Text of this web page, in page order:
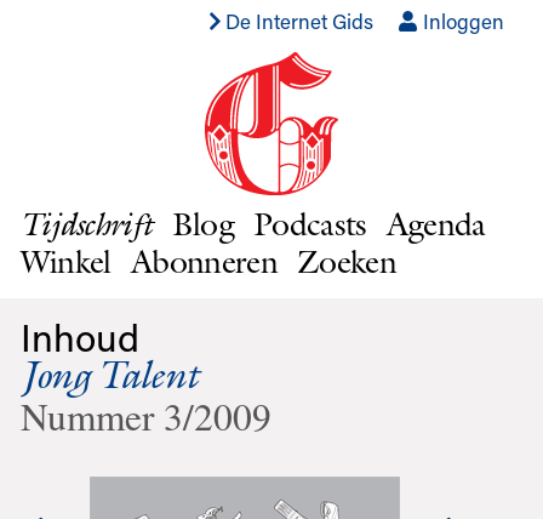
De Internet Gids Inloggen
Tijdschrift Blog Podcasts Agenda
Winkel Abonneren Zoeken
Inhoud
Jong Talent
Nummer 3/2009